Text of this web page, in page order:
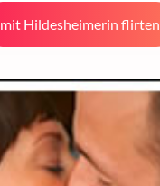
mit Hildesheimerin flirten